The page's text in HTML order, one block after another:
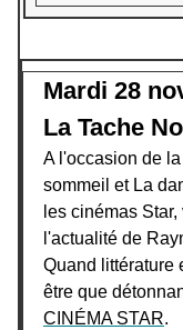
Mardi 28
La Tache
A l'occasion de
sommeil et La
les cinémas
l'actualité de
Quand littérature
être que
CINÉMA STAR.